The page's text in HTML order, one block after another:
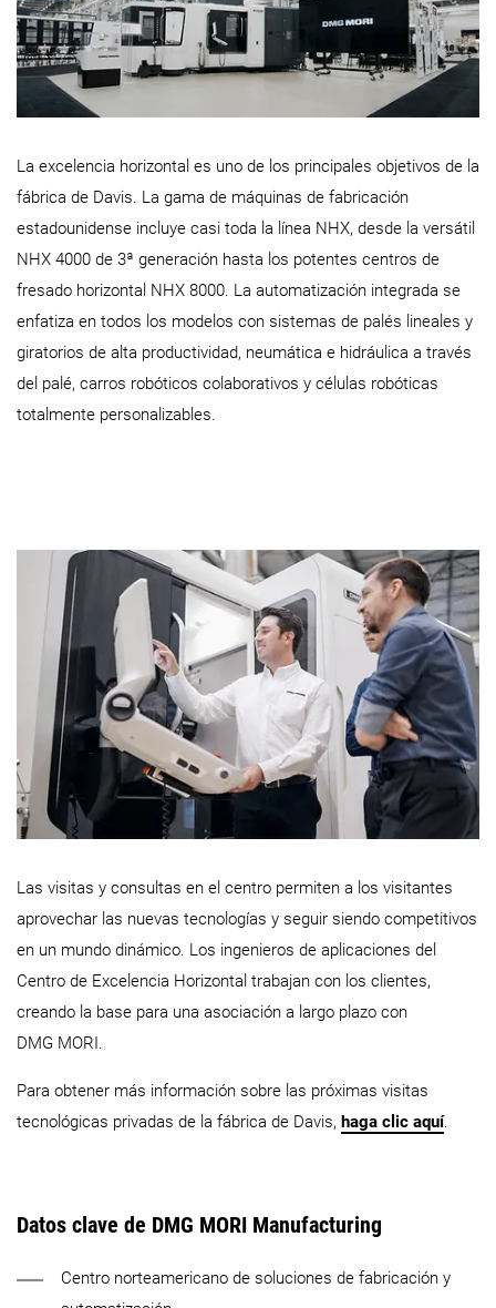
La excelencia horizontal es uno de los principales objetivos de la
fábrica de Davis. La gama de máquinas de fabricación
estadounidense incluye casi toda la línea NHX, desde la versátil
NHX 4000 de 3ª generación hasta los potentes centros de
fresado horizontal NHX 8000. La automatización integrada se
enfatiza en todos los modelos con sistemas de palés lineales y
giratorios de alta productividad, neumática e hidráulica a través
del palé, carros robóticos colaborativos y células robóticas
totalmente personalizables.
Las visitas y consultas en el centro permiten a los visitantes
aprovechar las nuevas tecnologías y seguir siendo competitivos
en un mundo dinámico. Los ingenieros de aplicaciones del
Centro de Excelencia Horizontal trabajan con los clientes,
creando la base para una asociación a largo plazo con
DMG MORI.
Para obtener más información sobre las próximas visitas
tecnológicas privadas de la fábrica de Davis, haga clic aquí.
Datos clave de DMG MORI Manufacturing
Centro norteamericano de soluciones de fabricación y